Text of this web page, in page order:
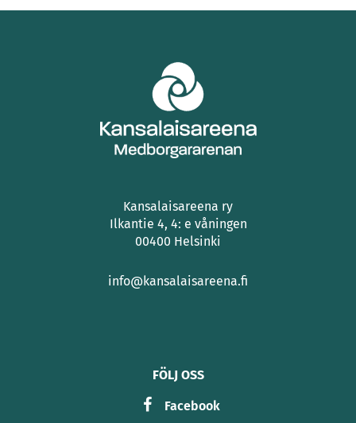
Kansalaisareena ry
Ilkantie 4, 4: e våningen
00400 Helsinki
info@kansalaisareena.fi
FÖLJ OSS
Facebook